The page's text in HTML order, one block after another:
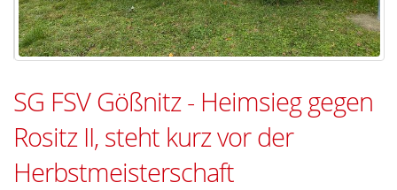
SG FSV Gößnitz - Heimsieg gegen
Rositz II, steht kurz vor der
Herbstmeisterschaft